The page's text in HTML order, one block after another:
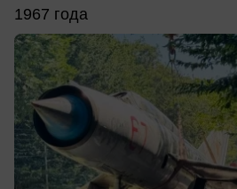
1967 года